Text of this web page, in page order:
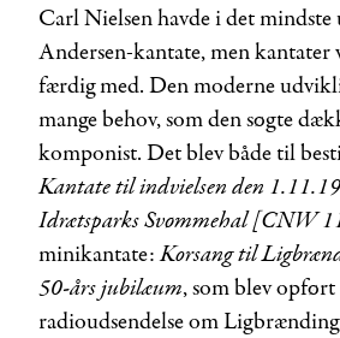
Carl Nielsen havde i det mindste
Andersen-kantate, men kantater
færdig med. Den moderne
mange behov, som den søgte
komponist. Det blev både til
Kantate til indvielsen den
Idrætsparks Svømmehal [CNW
minikantate:Korsang til
50-års jubilæum, som blev opført
radioudsendelse om